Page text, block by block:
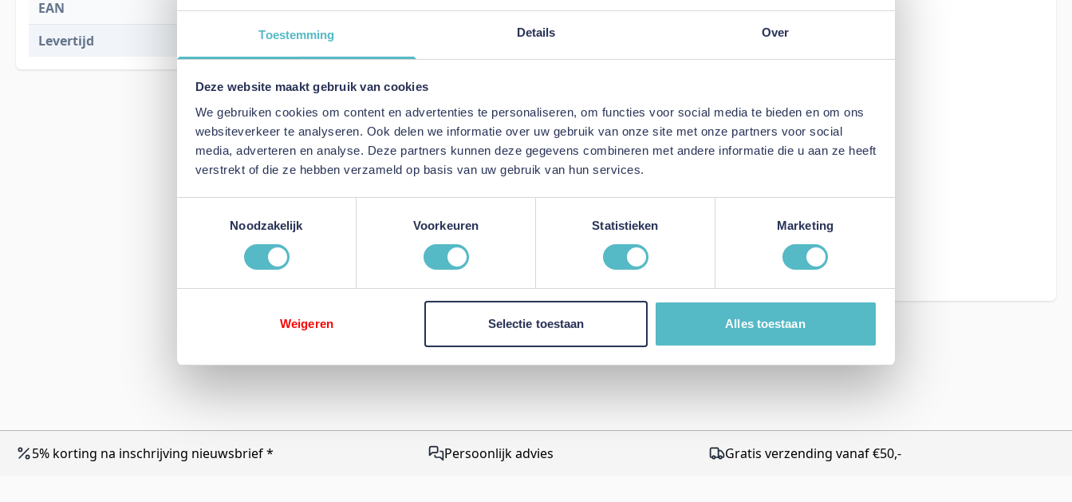
Toestemming Details Over
Deze website maakt gebruik van cookies
We gebruiken cookies om content en advertenties te personaliseren, om functies voor social media te bieden en om ons
websiteverkeer te analyseren. Ook delen we informatie over uw gebruik van onze site met onze partners voor social
media, adverteren en analyse. Deze partners kunnen deze gegevens combineren met andere informatie die u aan ze heeft
verstrekt of die ze hebben verzameld op basis van uw gebruik van hun services.
Noodzakelijk
Voorkeuren Statistieken Marketing
Weigeren Selectie toestaan Alles toestaan
EAN
x
Levertijd
1 tot 2 werkdagen
U plaatst een review over:Dauna Soft Luxe
Uw naam
Review
Review versturen
Google Privacy Policy
Terms of Service
5% korting na inschrijving nieuwsbrief * Persoonlijk advies Gratis verzending vanaf €50,-